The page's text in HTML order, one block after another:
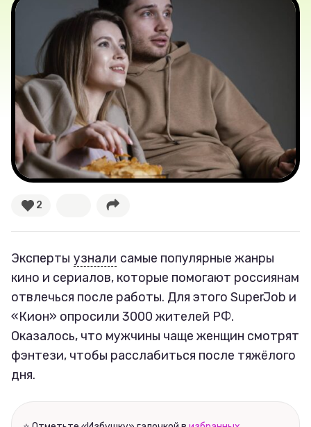
Рубрики
Новости
Лучшее
Тесты
Секспросвет
Рецепты
Ваши истории
2
Эксперты узнали самые популярные жанры
кино и сериалов, которые помогают россиянам
отвлечься после работы. Для этого SuperJob и
«Кион» опросили 3000 жителей РФ.
Оказалось, что мужчины чаще женщин смотрят
фэнтези, чтобы расслабиться после тяжёлого
дня.